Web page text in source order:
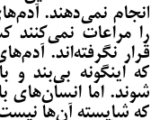
انجام نمی­‌دهند.
را مراعات نمی­‌کنند
قرار نگرفته­‌اند.
که این­گونه بی‌بند و
شوند. اما انسان‌های
که شایسته آن‌ها نیست